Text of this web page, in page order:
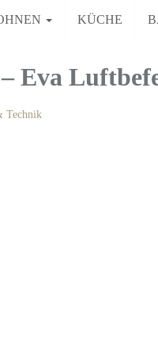
KÜCHE
Eva
Technik